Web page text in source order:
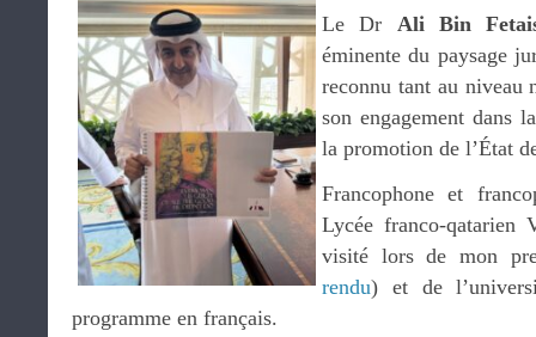
Le Dr Ali Bin
éminente du paysage
reconnu tant au niveau
son engagement dans
la promotion de l’État
Francophone et
Lycée franco-qatarien
visité lors de mon
rendu) et de
programme en français.